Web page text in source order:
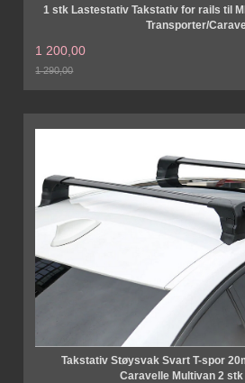
1 stk Lastestativ Takstativ for rails til
Transporter/
1 200,00
1 290,00
Takstativ Støysvak Svart T-spor
Caravelle Multivan 2 stk